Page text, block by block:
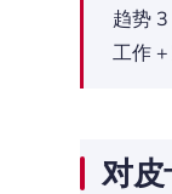
趋势
工作 +
对